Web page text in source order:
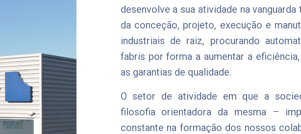
desenvolve a sua atividade na
da conceção, projeto, execução e
industriais de raiz, procurando
fabris por forma a aumentar a
as garantias de qualidade.
O setor de atividade em que a
filosofia orientadora da mesma –
constante na formação dos nossos